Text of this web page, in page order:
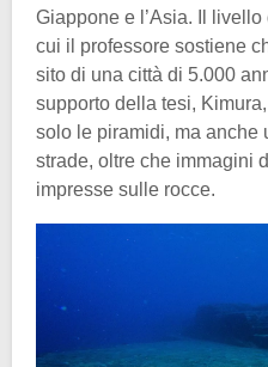
Giappone e l’Asia. Il
cui il professore sostiene
sito di una città di 5.000
supporto della tesi,
solo le piramidi, ma anche
strade, oltre che immagini
impresse sulle rocce.